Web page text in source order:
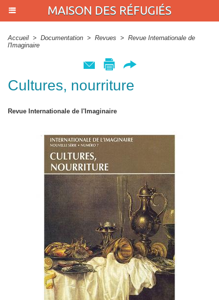
MAISON DES RÉFUGIÉS
Accueil > Documentation > Revues > Revue Internationale de
l'Imaginaire
Cultures, nourriture
Revue Internationale de l'Imaginaire